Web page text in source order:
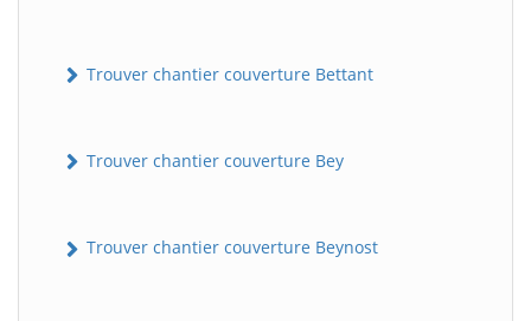
Trouver chantier couverture Bettant
Trouver chantier couverture Bey
Trouver chantier couverture Beynost